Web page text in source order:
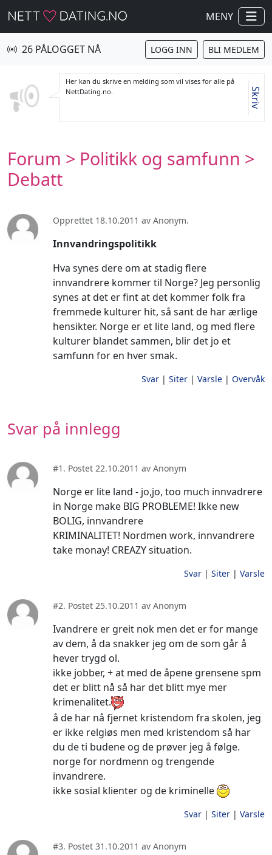
MENY
26 PÅLOGGET NÅ LOGG INN BLI MEDLEM
Her kan du skrive en melding som vil vises for alle på
NettDating.no.
Skriv
Forum > Politikk og samfunn >
Debatt
Opprettet 18.10.2011 av Anonym.
Innvandringspolitikk
Hva synes dere om at stadig flere
innvandrere kommer til Norge? Jeg personlig
synes at det er fint at det kommer folk fra
fremmede kulturer hit, så sant de har ærlige
hensikter. Norge er et lite land, og med flere
kulturer blandet sammen, blir det jo et
samfunn for en hver smak.
Svar| Siter| Varsle| Overvåk
Svar på innlegg
#1. Postet 22.10.2011 av Anonym
Norge er lite land - jo,jo, too much innvadrere
in Norge make BIG PROBLEME! Ikke new
BOLIG, innvandrere
KRIMINALITET! Nordmen work, innvandrere
take monay! CREAZY situation.
Svar| Siter| Varsle
#2. Postet 25.10.2011 av Anonym
Ivandrere er greit nok men det er for mange
av dem, å da snakker jeg om de som går å
hever trygd ol.
ikke jobber, + at med de åpene grensene spm
det er blitt nå så har det blitt mye mer
krimenalitet.
å de har nå fjernet kristendom fra skolen, jeg
er ikke relgiøs men med kristendom så har
du de ti budene og de prøver jeg å følge.
norge for nordmenn og trengende
invandrere.
ikke sosial klienter og de kriminelle
Svar| Siter| Varsle
#3. Postet 31.10.2011 av Anonym